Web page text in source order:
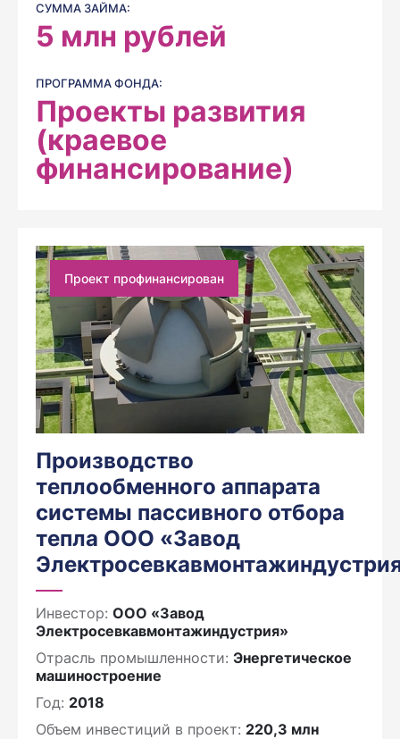
СУММА ЗАЙМА:
5 млн рублей
ПРОГРАММА ФОНДА:
Проекты развития
(краевое
финансирование)
Проект профинансирован
Производство
теплообменного аппарата
системы пассивного отбора
тепла ООО «Завод
Инвестор: ООО «Завод
Электросевкавмонтажиндустрия»
Отрасль промышленности: Энергетическое
машиностроение
Год: 2018
Объем инвестиций в проект: 220,3 млн